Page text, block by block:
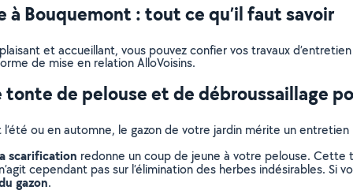
à Bouquemont : tout ce qu’il faut savoir
et accueillant, vous pouvez confier vos travaux
de mise en relation AlloVoisins.
de pelouse et de débroussaillage
l’été ou en automne, le gazon de votre jardin mérite un
scarification redonne un coup de jeune à votre pelouse.
cependant pas sur l’élimination des herbes indésirables.
gazon.